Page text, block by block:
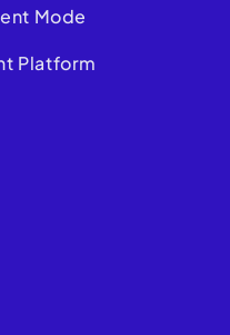
Mode
Platform